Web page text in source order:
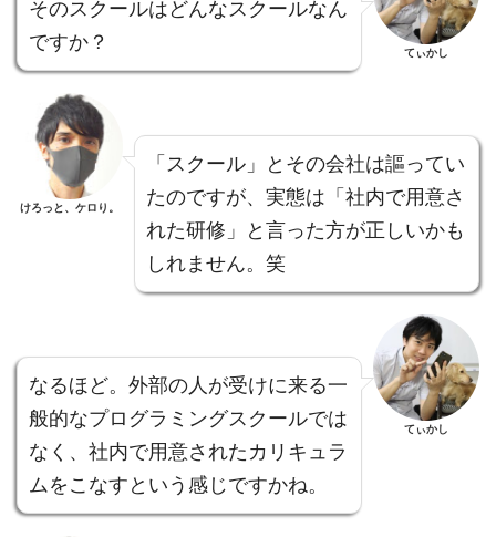
そのスクールはどんなスクールなん
ですか？
てぃかし
けろっと、ケロり。
「スクール」とその会社は謳ってい
たのですが、実態は「社内で用意さ
れた研修」と言った方が正しいかも
しれません。笑
なるほど。外部の人が受けに来る一
般的なプログラミングスクールでは
なく、社内で用意されたカリキュラ
ムをこなすという感じですかね。
てぃかし